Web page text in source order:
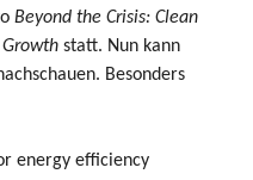
Beyond the Crisis: Clean
statt. Nun kann
Besonders
energy efficiency